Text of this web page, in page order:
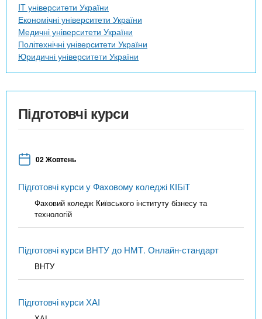
IT університети України
Економічні університети України
Медичні університети України
Політехнічні університети України
Юридичні університети України
Підготовчі курси
02 Жовтень
Підготовчі курси у Фаховому коледжі КІБіТ
Фаховий коледж Київського інституту бізнесу та
технологій
Підготовчі курси ВНТУ до НМТ. Онлайн-стандарт
ВНТУ
Підготовчі курси ХАІ